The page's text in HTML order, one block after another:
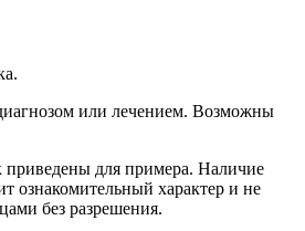
или лечением. Возможны
приведены для примера. Наличие
ознакомительный характер и не
без разрешения.